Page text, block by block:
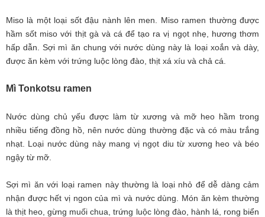
Miso là một loại sốt đậu nành lên men. Miso ramen thường được
hầm sốt miso với thịt gà và cá để tạo ra vị ngọt nhẹ, hương thơm
hấp dẫn. Sợi mì ăn chung với nước dùng này là loại xoắn và dày,
được ăn kèm với trứng luộc lòng đào, thịt xá xíu và chả cá.
Mì Tonkotsu ramen
Nước dùng chủ yếu được làm từ xương và mỡ heo hầm trong
nhiều tiếng đồng hồ, nên nước dùng thường đặc và có màu trắng
nhạt. Loại nước dùng này mang vị ngọt diu từ xương heo và béo
ngậy từ mỡ.
Sợi mì ăn với loại ramen này thường là loại nhỏ để dễ dàng cảm
nhận được hết vị ngon của mì và nước dùng. Món ăn kèm thường
là thịt heo, gừng muối chua, trứng luộc lòng đào, hành lá, rong biển